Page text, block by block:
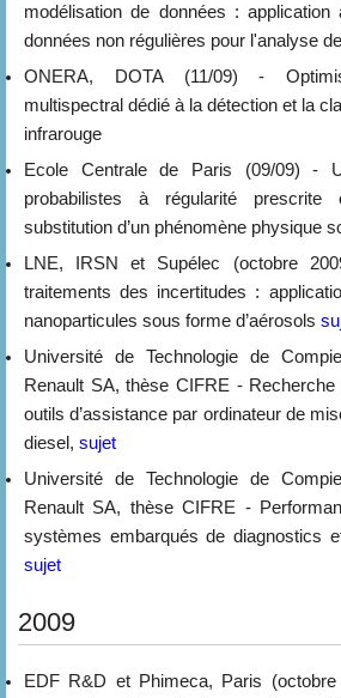
modélisation de données :
données non régulières pour l'analyse
ONERA, DOTA (11/09) -
multispectral dédié à la détection et la
infrarouge
Ecole Centrale de Paris (09/09) -
probabilistes à régularité prescrite
substitution d’un phénomène physique
LNE, IRSN et Supélec (octobre
traitements des incertitudes :
nanoparticules sous forme d’aérosols
Université de Technologie de
Renault SA, thèse CIFRE -
outils d’assistance par ordinateur de
diesel, sujet
Université de Technologie de
Renault SA, thèse CIFRE -
systèmes embarqués de diagnostics
sujet
2009
EDF R&D et Phimeca, Paris